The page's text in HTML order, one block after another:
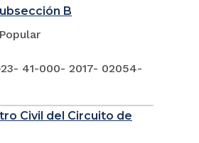
B
41-000- 2017- 02054-
Civil del Circuito de